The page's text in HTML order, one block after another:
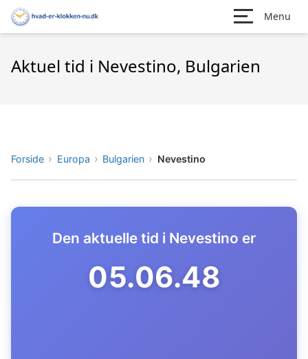
Menu
Aktuel tid i Nevestino, Bulgarien
Forside Europa Bulgarien Nevestino
Den aktuelle tid i Nevestino er
05.06.49